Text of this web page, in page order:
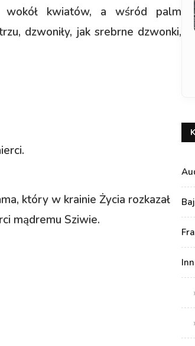
kwiatów, a wśród palm
dzwoniły, jak srebrne dzwonki,
który w krainie Życia rozkazał
mądremu Sziwie.